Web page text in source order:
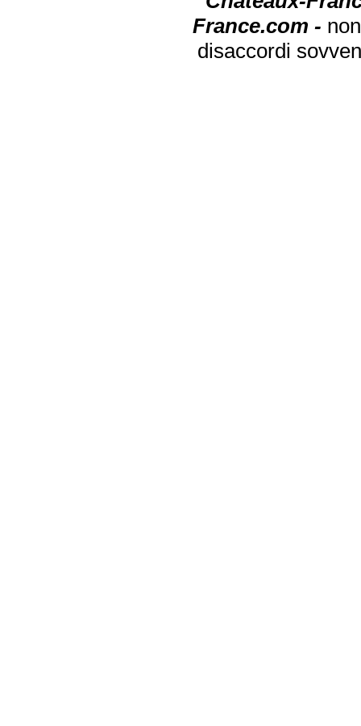
France.com -
disaccordi